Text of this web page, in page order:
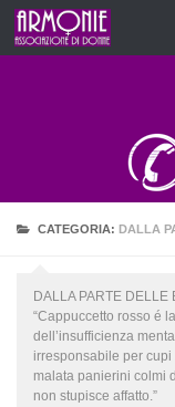
Salta al contenuto
CATEGORIA: DALLA
DALLA PARTE DELLE
“Cappuccetto rosso é
dell’insufficienza
irresponsabile per
malata panierini colmi
non stupisce affatto.”